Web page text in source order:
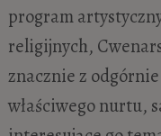
program
religijnych,
znacznie z
właściwego nurtu,